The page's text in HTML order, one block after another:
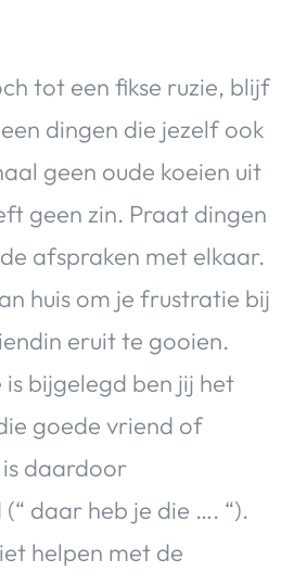
tot een fikse ruzie, blijf
dingen die jezelf ook
geen oude koeien uit
geen zin. Praat dingen
afspraken met elkaar.
huis om je frustratie bij
eruit te gooien.
is bijgelegd ben jij het
goede vriend of
daardoor
daar heb je die …. “).
helpen met de